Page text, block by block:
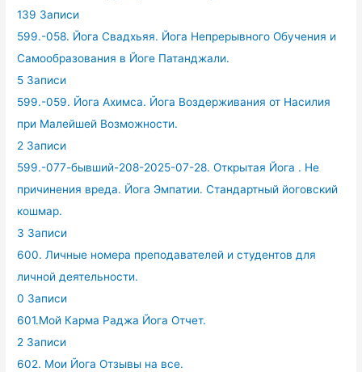
139 Записи
599.-058. Йога Свадхьяя. Йога Непрерывного Обучения и
Самообразования в Йоге Патанджали.
5 Записи
599.-059. Йога Ахимса. Йога Воздерживания от Насилия
при Малейшей Возможности.
2 Записи
599.-077-бывший-208-2025-07-28. Открытая Йога . Не
причинения вреда. Йога Эмпатии. Стандартный йоговский
кошмар.
3 Записи
600. Личные номера преподавателей и студентов для
личной деятельности.
0 Записи
601.Мой Карма Раджа Йога Отчет.
2 Записи
602. Мои Йога Отзывы на все.